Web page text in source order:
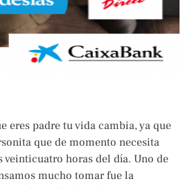
eres padre tu vida cambia, ya que
que de momento necesita
veinticuatro horas del día. Uno de
mucho tomar fue la